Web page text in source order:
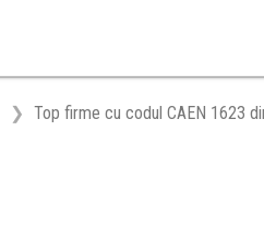
Top firme cu codul CAEN 1623